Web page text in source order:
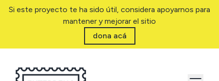
Si este proyecto te ha sido útil, considera apoyarnos para
mantener y mejorar el sitio
dona acá